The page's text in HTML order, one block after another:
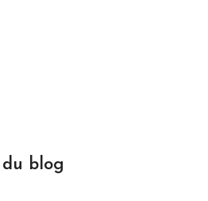
blog